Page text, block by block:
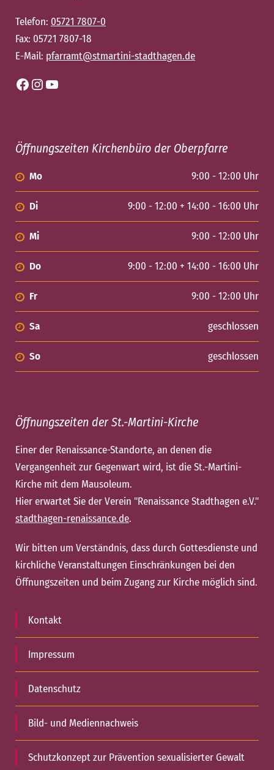
Telefon: 05721 7807-0
Fax: 05721 7807-18
E-Mail: pfarramt@stmartini-stadthagen.de
Facebook Instagram YouTube
Öffnungszeiten Kirchenbüro der Oberpfarre
Mo 9:00 - 12:00 Uhr
Di 9:00 - 12:00 + 14:00 - 16:00 Uhr
Mi 9:00 - 12:00 Uhr
Do 9:00 - 12:00 + 14:00 - 16:00 Uhr
Fr 9:00 - 12:00 Uhr
Sa geschlossen
So geschlossen
Öffnungszeiten der St.-Martini-Kirche
Einer der Renaissance-Standorte, an denen die
Vergangenheit zur Gegenwart wird, ist die St.-Martini-
Kirche mit dem Mausoleum.
Hier erwartet Sie der Verein "Renaissance Stadthagen e.V."
stadthagen-renaissance.de.
Wir bitten um Verständnis, dass durch Gottesdienste und
kirchliche Veranstaltungen Einschränkungen bei den
Öffnungszeiten und beim Zugang zur Kirche möglich sind.
Kontakt
Impressum
Datenschutz
Bild- und Mediennachweis
Schutzkonzept zur Prävention sexualisierter Gewalt